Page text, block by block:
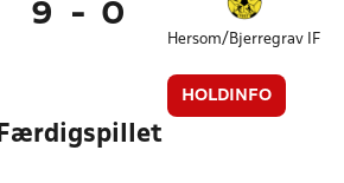
9 - 0
Hersom/Bjerregrav IF
HOLDINFO
Færdigspillet